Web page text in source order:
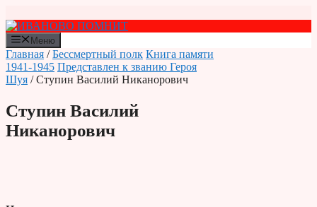
к
содержимому
Меню
Главная /Бессмертный полк Книга памяти
1941-1945 Представлен к званию Героя
Шуя / Ступин Василий Никанорович
Ступин Василий
Никанорович